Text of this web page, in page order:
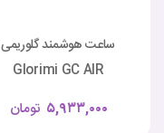
ساعت هوشمند گلوریمی
Glorimi GC AIR
تومان ۵,۹۳۳,۰۰۰